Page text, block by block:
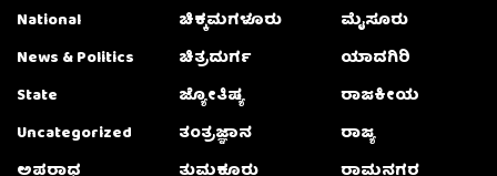
National
News & Politics
State
Uncategorized
ಚಿಕ್ಕಮಗಳೂರು
ಚಿತ್ರದುರ್ಗ
ಜ್ಯೋತಿಷ್ಯ
ತಂತ್ರಜ್ಞಾನ
ಮೈಸೂರು
ಯಾದಗಿರಿ
ರಾಜಕೀಯ
ರಾಜ್ಯ